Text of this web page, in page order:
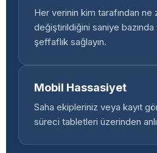
Her verinin kim tarafından ne
değiştirildiğini saniye
şeffaflık sağlayın.
Mobil Hassasiyet
Saha ekipleriniz veya kayıt
süreci tabletleri üzerinden